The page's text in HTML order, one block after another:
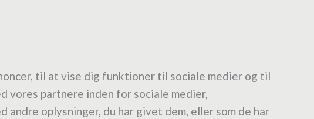
til at vise dig funktioner til sociale medier og til
vores partnere inden for sociale medier,
oplysninger, du har givet dem, eller som de har